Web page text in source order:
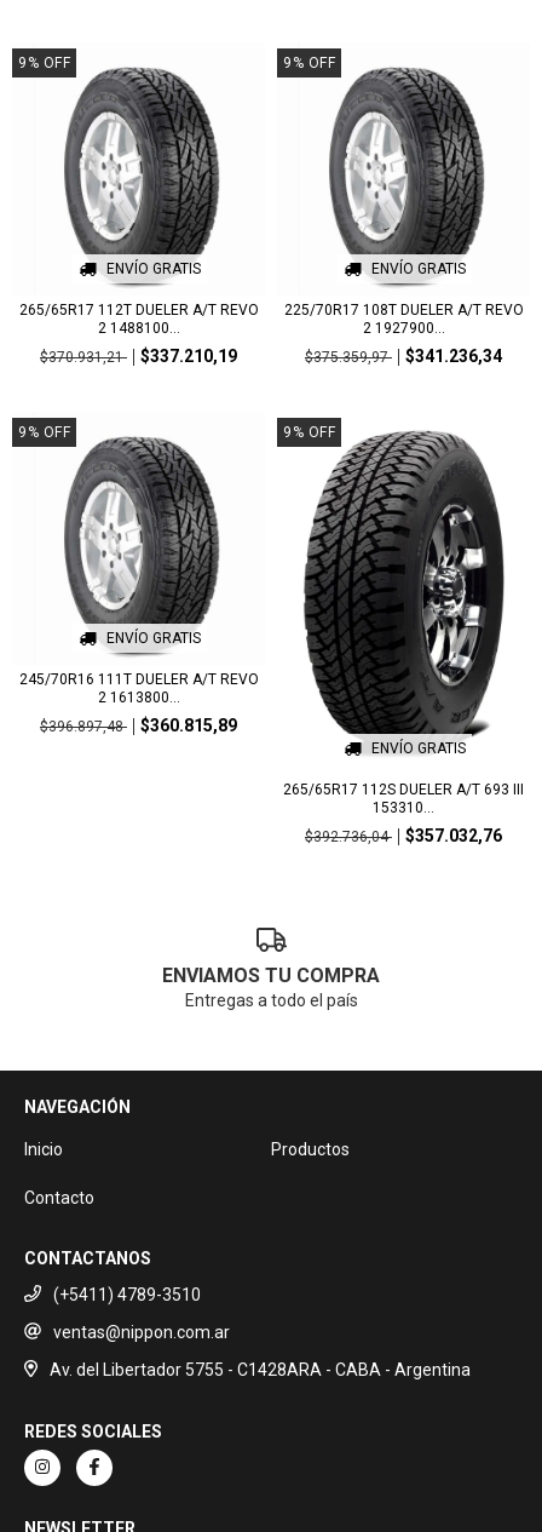
9 % OFF
ENVÍO GRATIS
265/65R17 112T DUELER A/T REVO
2 1488100...
$370.931,21
$337.210,19
9 % OFF
ENVÍO GRATIS
225/70R17 108T DUELER A/T REVO
2 1927900...
$375.359,97
$341.236,34
9 % OFF
ENVÍO GRATIS
245/70R16 111T DUELER A/T REVO
2 1613800...
$396.897,48
$360.815,89
9 % OFF
ENVÍO GRATIS
265/65R17 112S DUELER A/T 693 III
153310...
$392.736,04
$357.032,76
ENVIAMOS TU COMPRA
Entregas a todo el país
NAVEGACIÓN
Inicio Productos
Contacto
CONTACTANOS
(+5411) 4789-3510
ventas@nippon.com.ar
Av. del Libertador 5755 - C1428ARA - CABA - Argentina
REDES SOCIALES
NEWSLETTER